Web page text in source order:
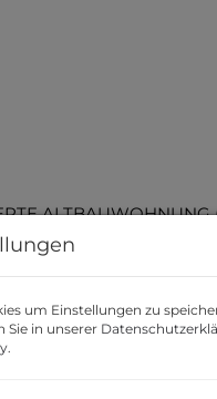
Wohnung im 4. Stock
sanierten
um Einstellungen zu
Sie in unserer
.